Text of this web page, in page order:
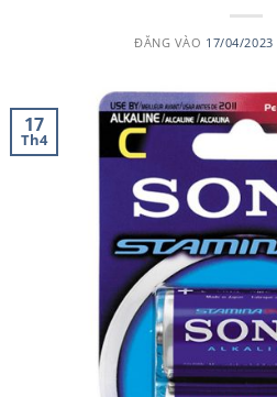
ĐĂNG VÀO 17/04/2023
17
Th4